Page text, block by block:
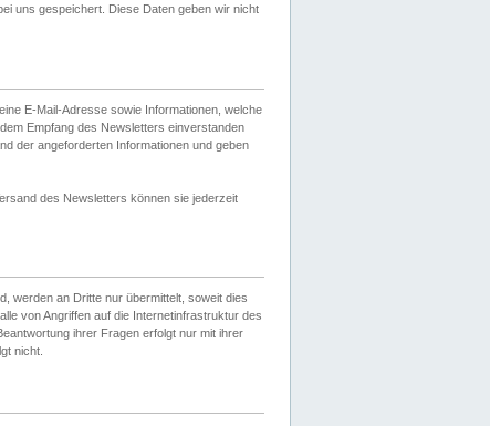
uns gespeichert. Diese Daten geben wir nicht
E-Mail-Adresse sowie Informationen, welche
Empfang des Newsletters einverstanden
der angeforderten Informationen und geben
des Newsletters können sie jederzeit
werden an Dritte nur übermittelt, soweit dies
von Angriffen auf die Internetinfrastruktur des
ihrer Fragen erfolgt nur mit ihrer
nicht.